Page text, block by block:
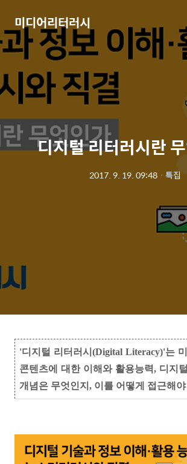
미디어리터러시
디지털 리터러시란
2017. 9. 19. 09:48 ㆍ 특집
'디지털 리터러시(Digital Literacy)'는
콘텐츠에 대한 이해와 활용능력, 디지
개념은 무엇인지, 이를 어떻게 접근해야